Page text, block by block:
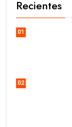
Recientes
01
02